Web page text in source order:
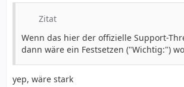
Zitat
Wenn das hier der offizielle Support-
dann wäre ein Festsetzen ("Wichtig:")
yep, wäre stark